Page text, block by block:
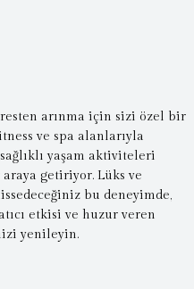
arınma için sizi özel bir
ve spa alanlarıyla
yaşam aktiviteleri
getiriyor. Lüks ve
bu deneyimde,
etkisi ve huzur veren
yenileyin.